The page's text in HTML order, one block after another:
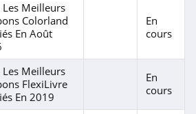
Les Meilleurs
Colorland
En Août
En
cours
Les Meilleurs
FlexiLivre
En 2019
En
cours